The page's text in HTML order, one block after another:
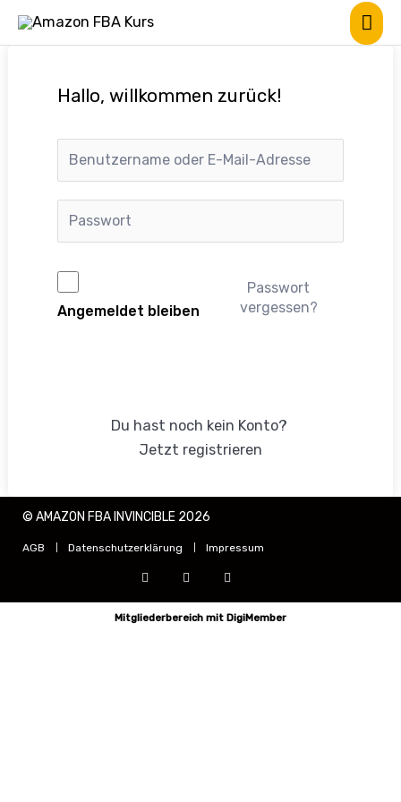
Hallo, willkommen zurück!
Angemeldet bleiben
Passwort
vergessen?
Du hast noch kein Konto?
Jetzt registrieren
© AMAZON FBA INVINCIBLE 2026
AGB Datenschutzerklärung Impressum
Mitgliederbereich mit DigiMember